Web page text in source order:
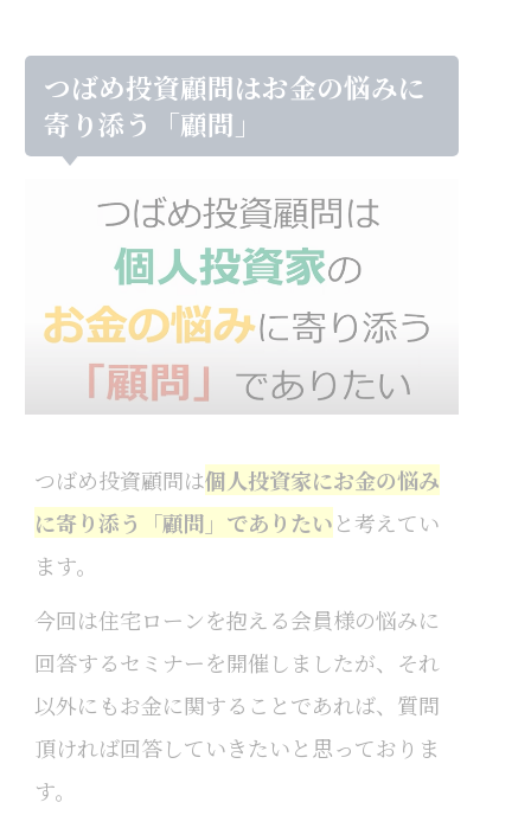
つばめ投資顧問はお金の悩みに
寄り添う「顧問」
つばめ投資顧問は個人投資家にお金の悩み
に寄り添う「顧問」でありたいと考えてい
ます。
今回は住宅ローンを抱える会員様の悩みに
回答するセミナーを開催しましたが、それ
以外にもお金に関することであれば、質問
頂ければ回答していきたいと思っておりま
す。